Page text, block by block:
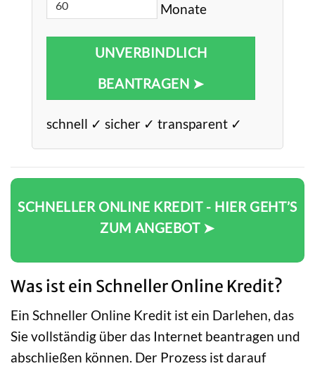
Monate
UNVERBINDLICH
BEANTRAGEN ➤
schnell ✓ sicher ✓ transparent ✓
SCHNELLER ONLINE KREDIT - HIER GEHT’S
ZUM ANGEBOT ➤
Was ist ein Schneller Online Kredit?
Ein Schneller Online Kredit ist ein Darlehen, das
Sie vollständig über das Internet beantragen und
abschließen können. Der Prozess ist darauf